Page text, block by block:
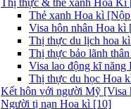
Thị thực & thẻ xanh Hoa
Thẻ xanh Hoa kì
Visa hôn nhân Hoa
Thị thực du lịch hoa
Thị thực bảo lãnh
Visa lao động kĩ
Thị thực du học Hoa
Kết hôn với người Mỹ [Visa
Người tị nạn Hoa kì [10]